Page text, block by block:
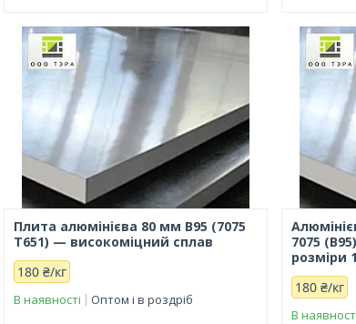
Плита алюмінієва 80 мм В95 (7075
Т651) — високоміцний сплав
180 ₴/кг
В наявності Оптом і в роздріб
7075
розміри
180 ₴/кг
В